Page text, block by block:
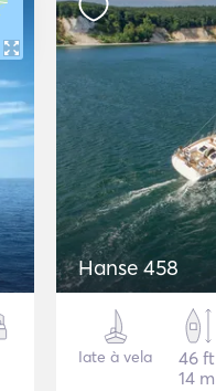
Hanse 458
Iate à vela
46 ft
14 m